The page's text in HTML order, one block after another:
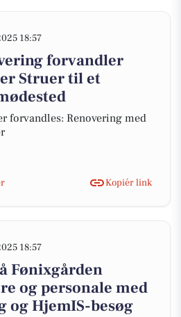
18:57
forvandler
Struer til et
forvandles: Renovering med
Kopiér link
18:57
Fønixgården
og personale med
og HjemIS-besøg